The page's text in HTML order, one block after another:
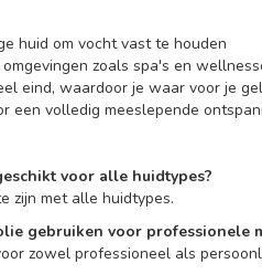
huid om vocht vast te houden
zoals spa's en
eind, waardoor je waar voor je
een volledig meeslepende
voor alle huidtypes?
zijn met alle huidtypes.
gebruiken voor professionele
zowel professioneel als